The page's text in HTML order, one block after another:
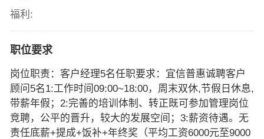
福利:
职位要求
岗位职责：客户经理5名任职要求：宜信普惠诚聘客户
顾问5名1:工作时间09:00~18:00，周末双休,节假日休息,
带薪年假；2:完善的培训体制、转正既可参加管理岗位
竞聘，公平的晋升，较大的发展空间；3:薪资待遇。无
责任底薪+提成+饭补+年终奖（平均工资6000元至9000